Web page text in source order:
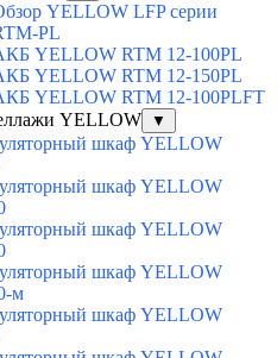
YELLOW LFP серии
PL
YELLOW RTM 12-100PL
YELLOW RTM 12-150PL
YELLOW RTM 12-100PLFT
YELLOW
▼
шкаф YELLOW
шкаф YELLOW
шкаф YELLOW
шкаф YELLOW
м
шкаф YELLOW